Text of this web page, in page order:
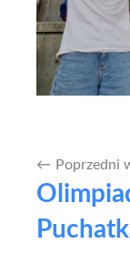
Nawigacja
wpisu
Poprzedni